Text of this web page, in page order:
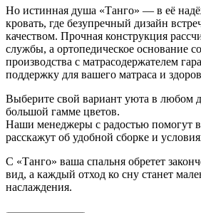
Но истинная душа «Танго» — в её
кровать, где безупречный дизайн
качеством. Прочная конструкция
службы, а ортопедическое основание
производства с матрасодержателем
поддержку для вашего матраса и
Выберите свой вариант уюта в любом
большой гамме цветов.
Наши менеджеры с радостью помогут
расскажут об удобной сборке и
С «Танго» ваша спальня обретет
вид, а каждый отход ко сну станет
наслаждения.